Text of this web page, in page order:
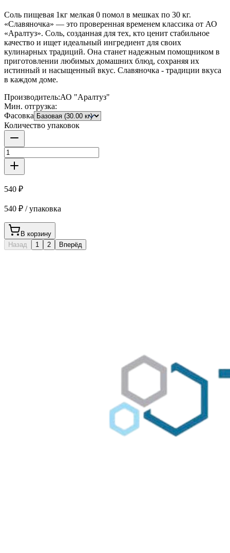
Соль пищевая 1кг мелкая 0 помол в мешках по 30 кг.
«Славяночка» — это проверенная временем классика от АО
«Аралтуз». Соль, созданная для тех, кто ценит стабильное
качество и ищет идеальный ингредиент для своих
кулинарных традиций. Она станет надежным помощником в
приготовлении любимых домашних блюд, сохраняя их
истинный и насыщенный вкус. Славяночка - традиции вкуса
в каждом доме.
Производитель:АО "Аралтуз"
Мин. отгрузка:
Фасовка
Количество упаковок
540 ₽
540 ₽ / упаковка
В корзину
Назад
1 2 Вперёд